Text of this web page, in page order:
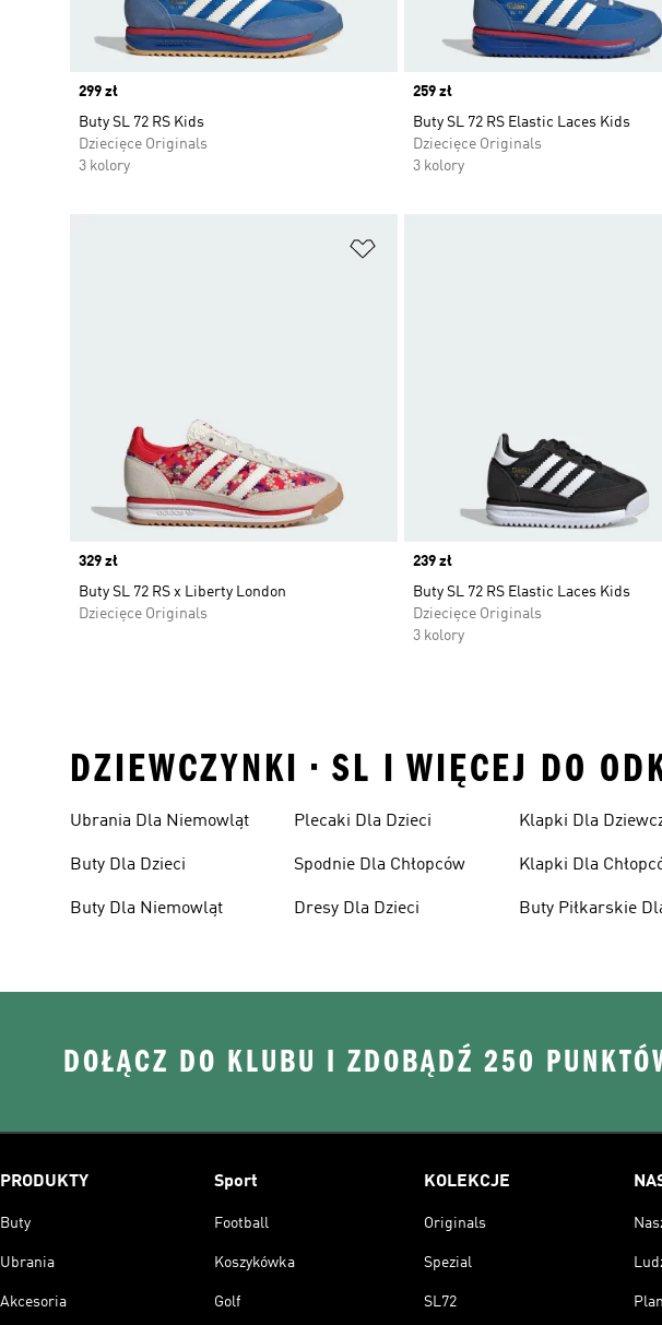
Price
299 zł
Buty SL 72 RS Kids
Dziecięce Originals
3 kolory
Price
259 zł
Buty SL 72 RS Elastic Laces Kids
Dziecięce Originals
3 kolory
Price
329 zł
Buty SL 72 RS x Liberty London
Dziecięce Originals
Price
239 zł
Buty SL 72 RS Elastic Laces Kids
Dziecięce Originals
3 kolory
DZIEWCZYNKI • SL I WIĘCEJ DO
Ubrania Dla Niemowląt
Buty Dla Dzieci
Buty Dla Niemowląt
Plecaki Dla Dzieci
Spodnie Dla Chłopców
Dresy Dla Dzieci
Klapki Dla
Klapki Dla
Buty Piłkarskie
DOŁĄCZ DO KLUBU I ZDOBĄDŹ 250
PRODUKTY
Buty
Ubrania
Akcesoria
Sport
Football
Koszykówka
Golf
KOLEKCJE
Originals
Spezial
SL72